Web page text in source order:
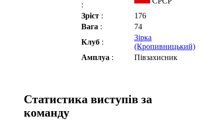
:
Зріст :
176
Вага :
74
Клуб :
Зірка
(Кропивницький)
Амплуа : Півзахисник
Статистика виступів за
команду